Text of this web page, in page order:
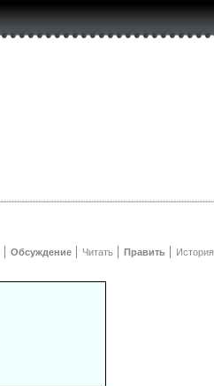
Обсуждение Читать Править История